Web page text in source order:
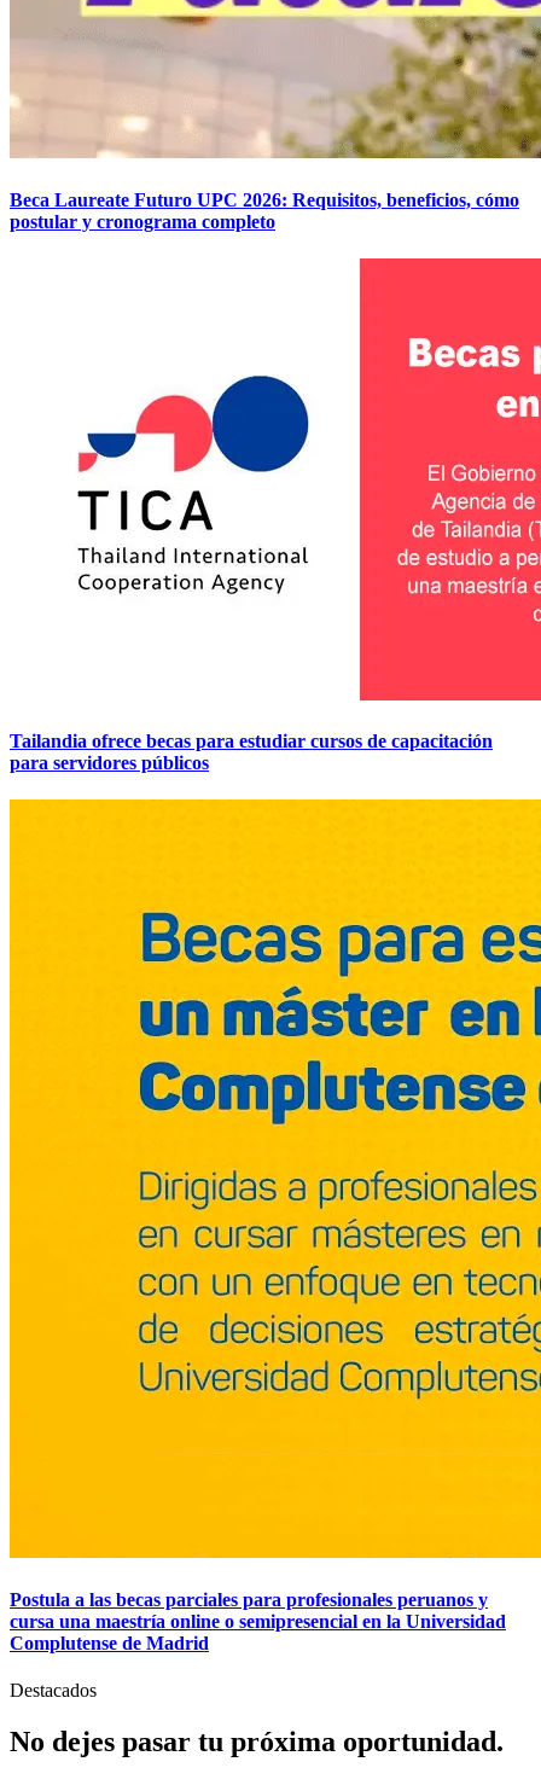
Beca Laureate Futuro UPC 2026: Requisitos, beneficios, cómo
postular y cronograma completo
Tailandia ofrece becas para estudiar cursos de capacitación
para servidores públicos
Postula a las becas parciales para profesionales peruanos y
cursa una maestría online o semipresencial en la Universidad
Complutense de Madrid
Destacados
No dejes pasar tu próxima oportunidad.